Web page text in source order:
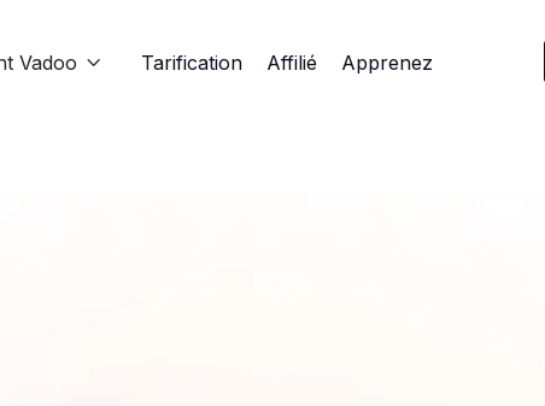
Vadoo  Tarification Affilié Apprenez